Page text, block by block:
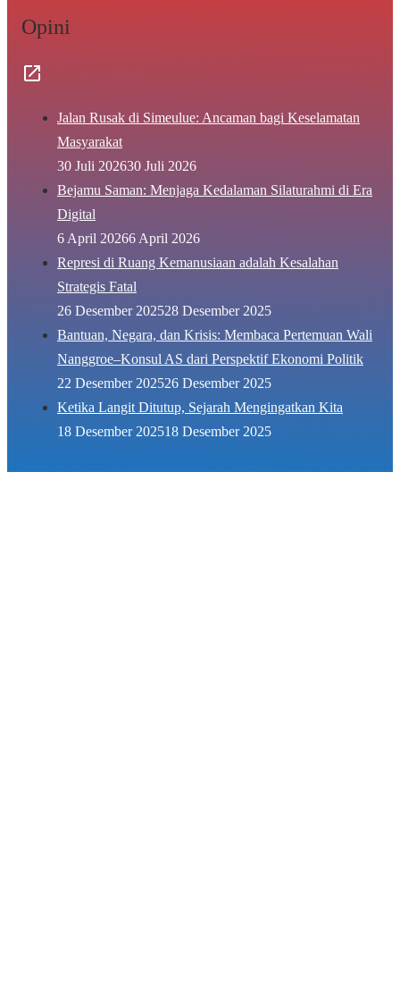
Opini
Jalan Rusak di Simeulue: Ancaman bagi Keselamatan
Masyarakat
30 Juli 202630 Juli 2026
Bejamu Saman: Menjaga Kedalaman Silaturahmi di Era
Digital
6 April 20266 April 2026
Represi di Ruang Kemanusiaan adalah Kesalahan
Strategis Fatal
26 Desember 202528 Desember 2025
Bantuan, Negara, dan Krisis: Membaca Pertemuan Wali
Nanggroe–Konsul AS dari Perspektif Ekonomi Politik
22 Desember 202526 Desember 2025
Ketika Langit Ditutup, Sejarah Mengingatkan Kita
18 Desember 202518 Desember 2025